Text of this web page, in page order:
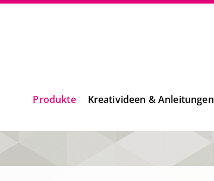
Produkte Kreativideen & Anleitungen